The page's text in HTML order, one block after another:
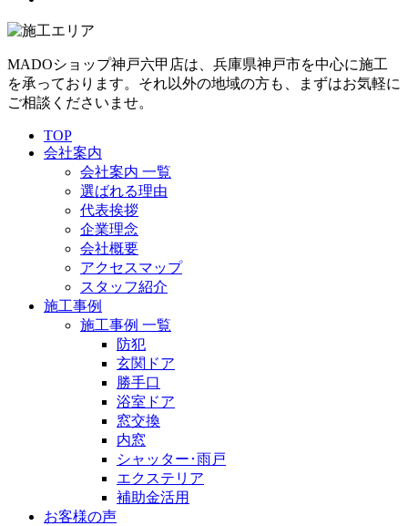
MADOショップ神戸六甲店は、兵庫県神戸市を中心に施工
を承っております。それ以外の地域の方も、まずはお気軽に
ご相談くださいませ。
TOP
会社案内
会社案内 一覧
選ばれる理由
代表挨拶
企業理念
会社概要
アクセスマップ
スタッフ紹介
施工事例
施工事例 一覧
防犯
玄関ドア
勝手口
浴室ドア
窓交換
内窓
シャッター･雨戸
エクステリア
補助金活用
お客様の声